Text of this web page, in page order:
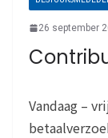
26 september
Vandaag –